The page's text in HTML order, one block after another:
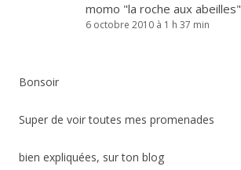
momo "la roche aux abeilles"
6 octobre 2010 à 1 h 37 min
Bonsoir
Super de voir toutes mes promenades
bien expliquées, sur ton blog